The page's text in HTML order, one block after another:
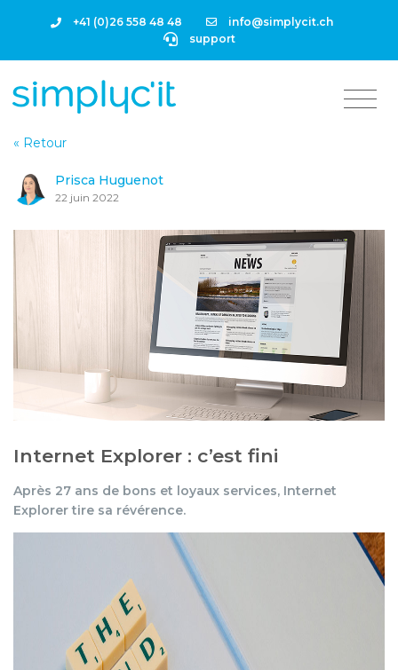
+41 (0)26 558 48 48
info@simplycit.ch
support
« Retour
Prisca Huguenot
22 juin 2022
Internet Explorer : c’est fini
Après 27 ans de bons et loyaux services, Internet
Explorer tire sa révérence.